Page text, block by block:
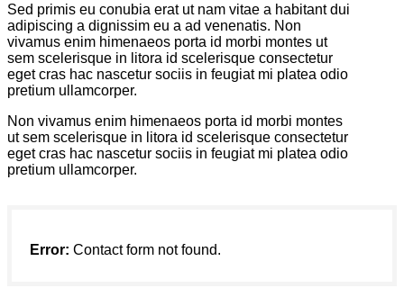
Sed primis eu conubia erat ut nam vitae a habitant dui
adipiscing a dignissim eu a ad venenatis. Non
vivamus enim himenaeos porta id morbi montes ut
sem scelerisque in litora id scelerisque consectetur
eget cras hac nascetur sociis in feugiat mi platea odio
pretium ullamcorper.
Non vivamus enim himenaeos porta id morbi montes
ut sem scelerisque in litora id scelerisque consectetur
eget cras hac nascetur sociis in feugiat mi platea odio
pretium ullamcorper.
Error: Contact form not found.